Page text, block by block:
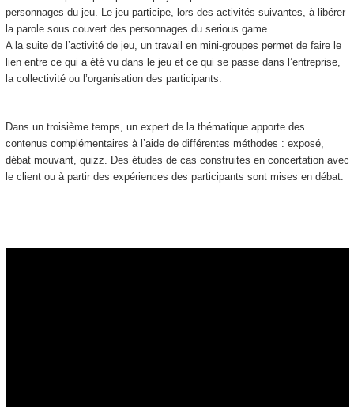
personnages du jeu. Le jeu participe, lors des activités suivantes, à libérer
la parole sous couvert des personnages du serious game.
A la suite de l’activité de jeu, un travail en mini-groupes permet de faire le
lien entre ce qui a été vu dans le jeu et ce qui se passe dans l’entreprise,
la collectivité ou l’organisation des participants.
Dans un troisième temps, un expert de la thématique apporte des
contenus complémentaires à l’aide de différentes méthodes : exposé,
débat mouvant, quizz. Des études de cas construites en concertation avec
le client ou à partir des expériences des participants sont mises en débat.